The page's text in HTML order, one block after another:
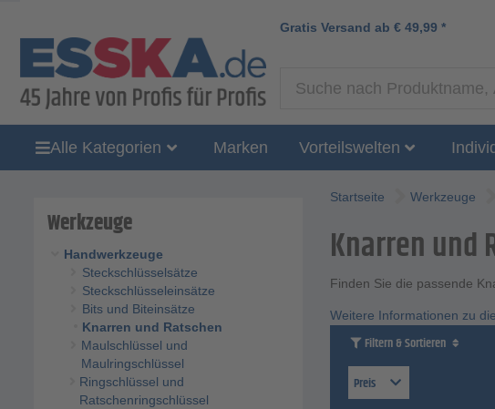
Gratis Versand ab € 49,99 *
Alle Kategorien Marken Vorteilswelten
Werkzeuge
Handwerkzeuge
Steckschlüsselsätze
Steckschlüsseleinsätze
Bits und Biteinsätze
Knarren und Ratschen
Maulschlüssel und
Maulringschlüssel
Ringschlüssel und
Ratschenringschlüssel
Startseite Werkzeuge
Knarren und
Finden Sie die passende
Weitere Informationen zu
Filtern & Sortieren
Preis